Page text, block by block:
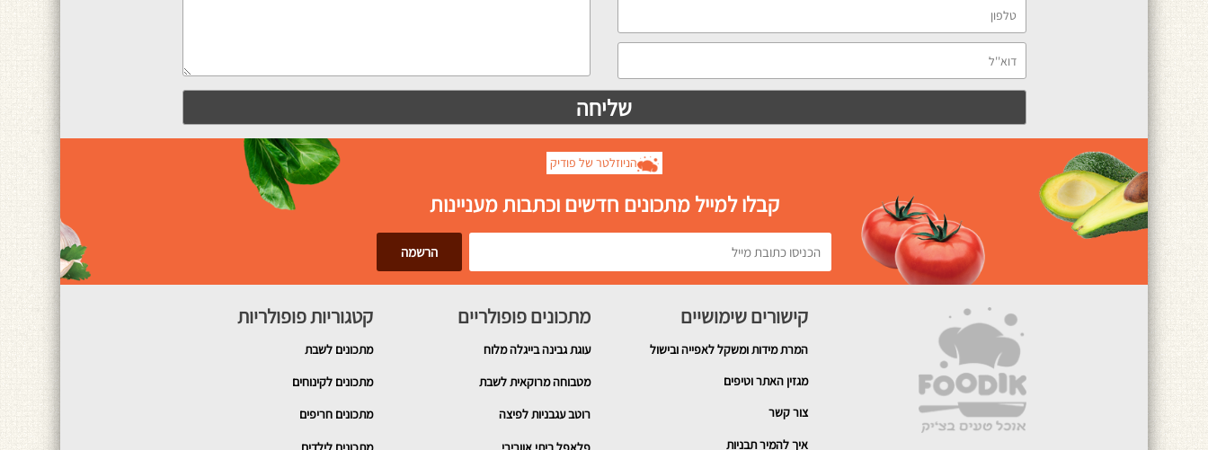
הניוזלטר של פודיק
קבלו למייל מתכונים חדשים וכתבות מעניינות
קישורים שימושיים
המרת מידות ומשקל לאפייה ובישול
מגזין האתר וטיפים
צור קשר
איך להמיר תבניות
מתכונים פופולריים
עוגת גבינה בייגלה מלוח
מטבוחה מרוקאית לשבת
רוטב עגבניות לפיצה
קטגוריות פופולריות
מתכונים לשבת
מתכונים לקינוחים
מתכונים חריפים